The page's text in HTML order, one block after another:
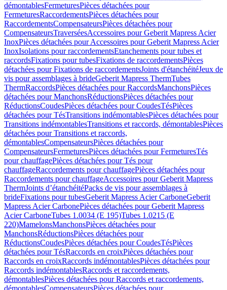
démontablesFermeturesPièces détachées pour
FermeturesRaccordementsPièces détachées pour
RaccordementsCompensateursPièces détachées pour
CompensateursTraverséesAccessoires pour Geberit Mapress Acier
InoxPièces détachées pour Accessoires pour Geberit Mapress Acier
InoxIsolations pour raccordementsEtanchements pour tubes et
raccordsFixations pour tubesFixations de raccordementsPièces
détachées pour Fixations de raccordementsJoints d'étanchéitéJeux de
vis pour assemblages à brideGeberit Mapress ThermTubes
ThermRaccordsPièces détachées pour RaccordsManchonsPièces
détachées pour ManchonsRéductionsPièces détachées pour
RéductionsCoudesPièces détachées pour CoudesTésPièces
détachées pour TésTransitions indémontablesPièces détachées pour
Transitions indémontablesTransitions et raccords, démontablesPièces
détachées pour Transitions et raccords,
démontablesCompensateursPièces détachées pour
CompensateursFermeturesPièces détachées pour FermeturesTés
pour chauffagePièces détachées pour Tés pour
chauffageRaccordements pour chauffagePièces détachées pour
Raccordements pour chauffageAccessoires pour Geberit Mapress
ThermJoints d’étanchéitéPacks de vis pour assemblages à
brideFixations pour tubesGeberit Mapress Acier CarboneGeberit
Mapress Acier CarbonePièces détachées pour Geberit Mapress
Acier CarboneTubes 1.0034 (E 195)Tubes 1.0215 (E
220)MamelonsManchonsPièces détachées pour
ManchonsRéductionsPièces détachées pour
RéductionsCoudesPièces détachées pour CoudesTésPièces
détachées pour TésRaccords en croixPièces détachées pour
Raccords en croixRaccords indémontablesPièces détachées pour
Raccords indémontablesRaccords et raccordements,
démontablesPièces détachées pour Raccords et raccordements,
démontablesCompensateursPièces détachées pour